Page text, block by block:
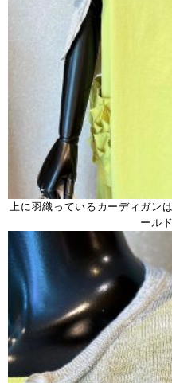
上に羽織っているカーディガン
ール